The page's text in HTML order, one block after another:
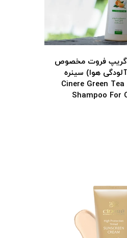
و گریپ فروت مخصوص
هوا) سینره
Cinere Green
Shampoo For